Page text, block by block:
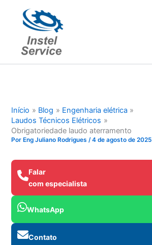
conteúdo
Início Blog
Engenharia elétrica
Laudos Técnicos Elétricos
Obrigatoriedade laudo aterramento
Por Eng Juliano Rodrigues/4 de agosto de 2025
Falar
com especialista
WhatsApp
Contato